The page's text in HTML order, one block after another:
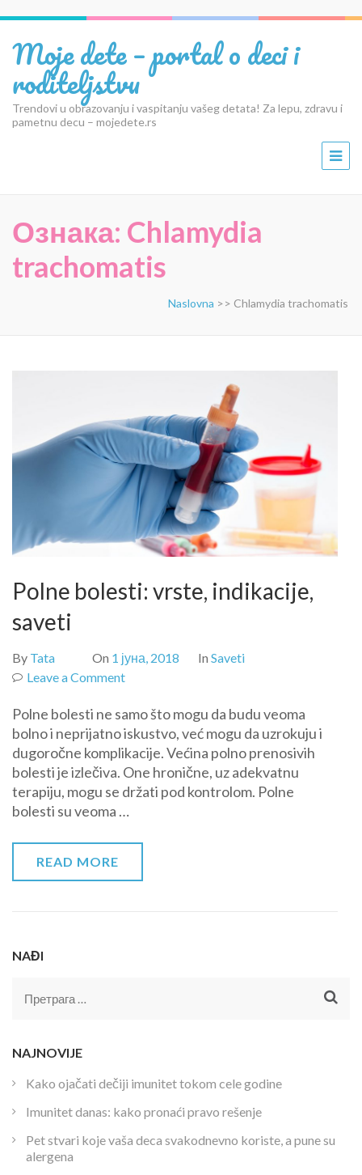
Moje dete – portal o deci i
roditeljstvu
Trendovi u obrazovanju i vaspitanju vašeg detata! Za lepu, zdravu i
pametnu decu – mojedete.rs
Ознака: Chlamydia
trachomatis
Naslovna >> Chlamydia trachomatis
Polne bolesti: vrste, indikacije,
saveti
By Tata On 1 јуна, 2018 In Saveti
Leave a Commenton
bolesti:
vrste,
indikacije,
saveti
Polne bolesti ne samo što mogu da budu veoma
bolno i neprijatno iskustvo, već mogu da uzrokuju i
dugoročne komplikacije. Većina polno prenosivih
bolesti je izlečiva. One hronične, uz adekvatnu
terapiju, mogu se držati pod kontrolom. Polne
bolesti su veoma …
READ MORE
NAĐI
Претрага
NAJNOVIJE
Kako ojačati dečiji imunitet tokom cele godine
Imunitet danas: kako pronaći pravo rešenje
Pet stvari koje vaša deca svakodnevno koriste, a pune su
alergena